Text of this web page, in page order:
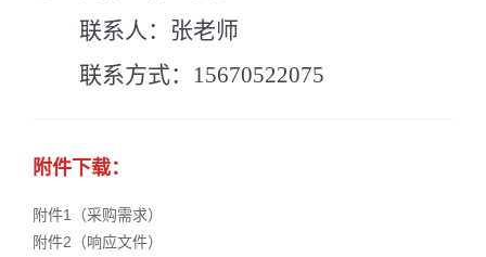
联系人：张老师
联系方式： 15670522075
附件下载：
附件1（采购需求）
附件2（响应文件）